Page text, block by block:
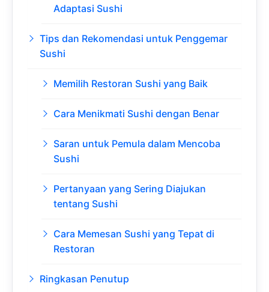
Adaptasi Sushi
Tips dan Rekomendasi untuk Penggemar
Sushi
Memilih Restoran Sushi yang Baik
Cara Menikmati Sushi dengan Benar
Saran untuk Pemula dalam Mencoba
Sushi
Pertanyaan yang Sering Diajukan
tentang Sushi
Cara Memesan Sushi yang Tepat di
Restoran
Ringkasan Penutup